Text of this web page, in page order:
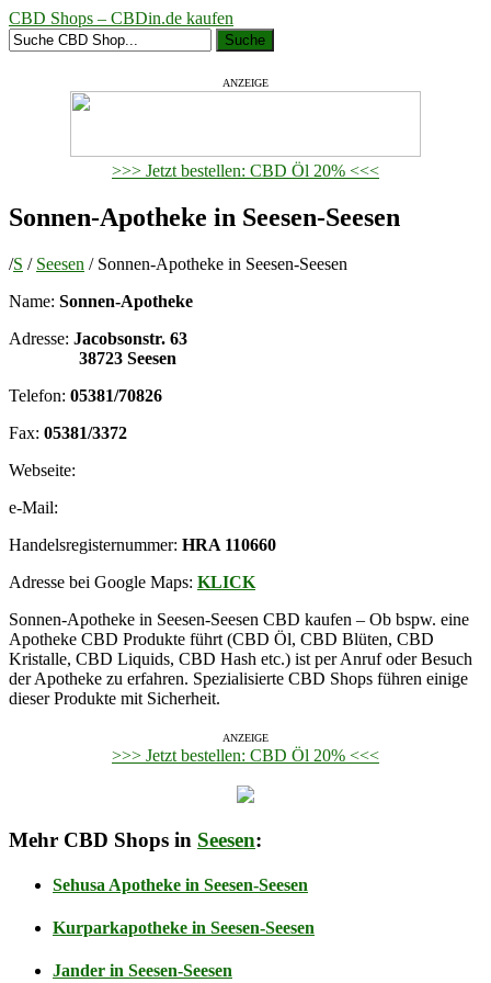
CBD Shops – CBDin.de kaufen
Suche
ANZEIGE
>>> Jetzt bestellen: CBD Öl 20% <<<
Sonnen-Apotheke in Seesen-Seesen
/S / Seesen /Sonnen-Apotheke in Seesen-Seesen
Name: Sonnen-Apotheke
Adresse: Jacobsonstr. 63
38723 Seesen
Telefon: 05381/70826
Fax: 05381/3372
Webseite:
e-Mail:
Handelsregisternummer: HRA 110660
Adresse bei Google Maps: KLICK
Sonnen-Apotheke in Seesen-Seesen CBD kaufen – Ob bspw. eine
Apotheke CBD Produkte führt (CBD Öl, CBD Blüten, CBD
Kristalle, CBD Liquids, CBD Hash etc.) ist per Anruf oder Besuch
der Apotheke zu erfahren. Spezialisierte CBD Shops führen einige
dieser Produkte mit Sicherheit.
ANZEIGE
>>> Jetzt bestellen: CBD Öl 20% <<<
Mehr CBD Shops in Seesen:
Sehusa Apotheke in Seesen-Seesen
Kurparkapotheke in Seesen-Seesen
Jander in Seesen-Seesen